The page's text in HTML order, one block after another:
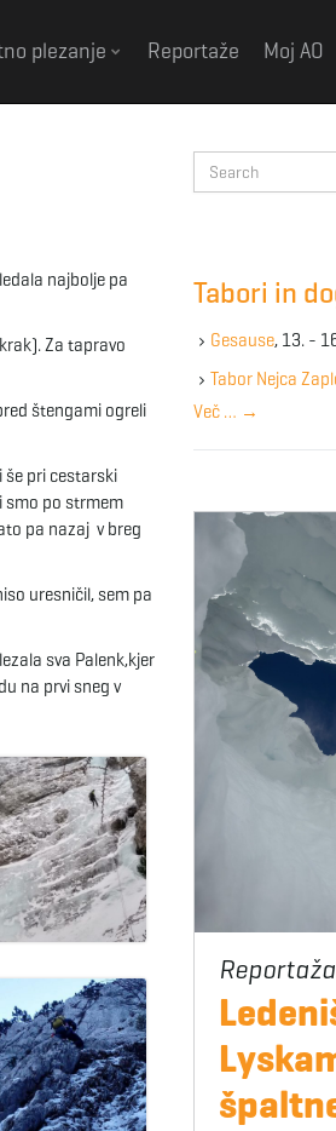
plezanje Reportaže Moj AO
najbolje pa
Za tapravo
štengami ogreli
še pri cestarski
smo po strmem
pa nazaj v breg
uresničil, sem pa
sva Palenk,kjer
na prvi sneg v
e
e
y
w
r
Tabori in
Gesause, 13. -
Tabor Nejca
Več … →